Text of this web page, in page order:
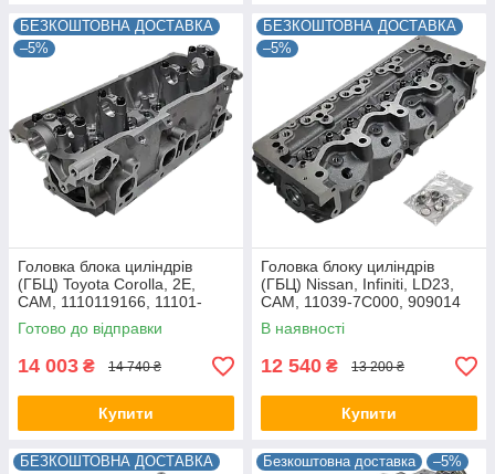
БЕЗКОШТОВНА ДОСТАВКА
–5%
Головка блока циліндрів
(ГБЦ) Toyota Corolla, 2E,
CAM, 1110119166, 11101-
19156
Готово до відправки
14 003 ₴ 14 740 ₴
Купити
БЕЗКОШТОВНА ДОСТАВКА
–5%
Головка блоку циліндрів
(ГБЦ) Nissan, Infiniti, LD23,
CAM, 11039-7C000, 909014
В наявності
12 540 ₴ 13 200 ₴
Купити
БЕЗКОШТОВНА ДОСТАВКА
Безкоштовна доставка –5%